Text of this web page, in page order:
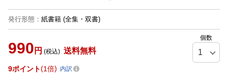
発行形態 ： 紙書籍 (全集・双書)
990 円 (税込) 送料無料
個数
9ポイント 1倍 内訳